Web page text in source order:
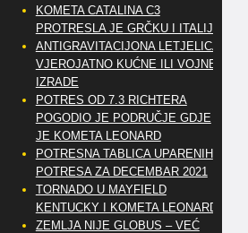
KOMETA CATALINA C3
PROTRESLA JE GRČKU I ITALIJU
ANTIGRAVITACIJONA LETJELICA
VJEROJATNO KUĆNE ILI VOJNE
IZRADE
POTRES OD 7.3 RICHTERA
POGODIO JE PODRUČJE GDJE
JE KOMETA LEONARD
POTRESNA TABLICA UPARENIH
POTRESA ZA DECEMBAR 2021
TORNADO U MAYFIELD
KENTUCKY I KOMETA LEONARD
ZEMLJA NIJE GLOBUS – VEĆ